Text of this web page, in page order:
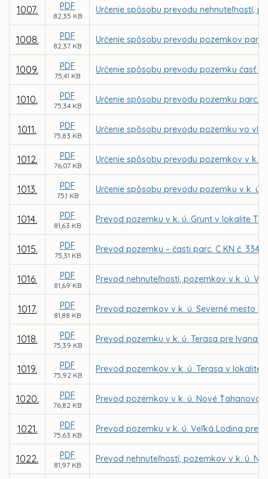
1007. PDF
82,35 KB
Určenie spôsobu prevodu nehnuteľností,
1008. PDF
82,37 KB
Určenie spôsobu prevodu pozemkov
1009. PDF
75,41 KB
Určenie spôsobu prevodu pozemku časť
1010. PDF
75,34 KB
Určenie spôsobu prevodu pozemku parc.
1011. PDF
75,83 KB
Určenie spôsobu prevodu pozemku vo
1012. PDF
76,07 KB
Určenie spôsobu prevodu pozemkov v k.
1013. PDF
75,1 KB
Určenie spôsobu prevodu pozemku v k.
1014. PDF
81,63 KB
Prevod pozemku v k. ú. Grunt v lokalite
1015. PDF
75,31 KB
Prevod pozemku – časti parc. C KN č.
1016. PDF
81,69 KB
Prevod nehnuteľností, pozemkov v k. ú.
1017. PDF
81,88 KB
Prevod pozemkov v k. ú. Severné mesto
1018. PDF
75,39 KB
Prevod pozemku v k. ú. Terasa pre Ivana
1019. PDF
75,92 KB
Prevod pozemkov v k. ú. Terasa v lokalite
1020. PDF
76,82 KB
Prevod pozemkov v k. ú. Nové
1021. PDF
75,63 KB
Prevod pozemku v k. ú. Veľká Lodina pre
1022. PDF
81,97 KB
Prevod nehnuteľností, pozemkov v k. ú.